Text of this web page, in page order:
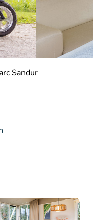
Sandur